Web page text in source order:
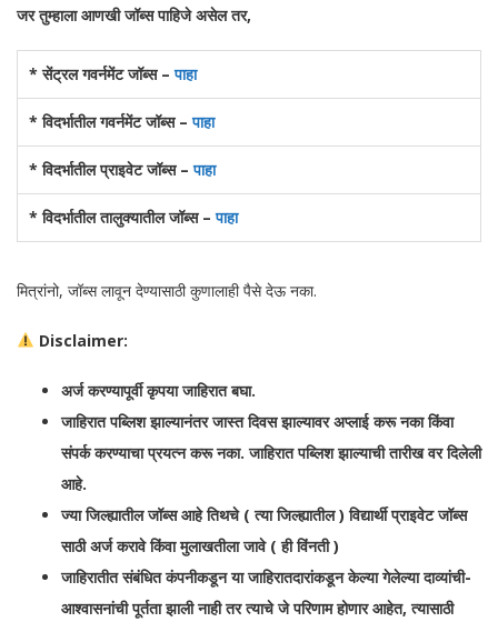
जर तुम्हाला आणखी जॉब्स पाहिजे असेल तर,
* सेंट्रल गवर्नमेंट जॉब्स –पाहा
* विदर्भातील गवर्नमेंट जॉब्स –पाहा
* विदर्भातील प्राइवेट जॉब्स –पाहा
* विदर्भातील तालुक्यातील जॉब्स –पाहा
मित्रांनो, जॉब्स लावून देण्यासाठी कुणालाही पैसे देऊ नका.
Disclaimer:
अर्ज करण्यापूर्वी कृपया जाहिरात बघा.
जाहिरात पब्लिश झाल्यानंतर जास्त दिवस झाल्यावर अप्लाई करू नका किंवा
संपर्क करण्याचा प्रयत्न करू नका. जाहिरात पब्लिश झाल्याची तारीख वर दिलेली
आहे.
ज्या जिल्ह्यातील जॉब्स आहे तिथचे ( त्या जिल्ह्यातील ) विद्यार्थी प्राइवेट जॉब्स
साठी अर्ज करावे किंवा मुलाखतीला जावे ( ही विंनती )
जाहिरातीत संबंधित कंपनीकडून या जाहिरातदारांकडून केल्या गेलेल्या दाव्यांची-
आश्वासनांची पूर्तता झाली नाही तर त्याचे जे परिणाम होणार आहेत, त्यासाठी